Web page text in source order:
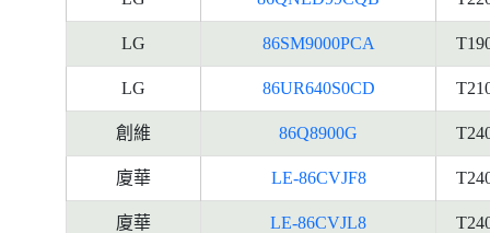
LG 86SM9000PCA
LG 86UR640S0CD
創維 86Q8900G
廈華 LE-86CVJF8
廈華 LE-86CVJL8